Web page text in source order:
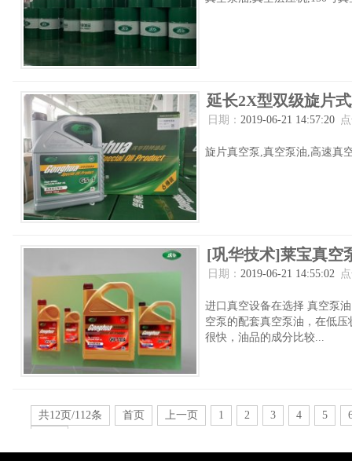
延长2X型双级旋片
日期： 2019-06-21 14:57:20
旋片真空泵,真空泵油,高速真
[巩华技术]莱宝真空
日期： 2019-06-21 14:55:02
进口真空设备在选择 真空泵
空泵的配套真空泵油，在低
很快，油品的成分比较...
共12页/112条 首页 上一页 1 2 3 4 5